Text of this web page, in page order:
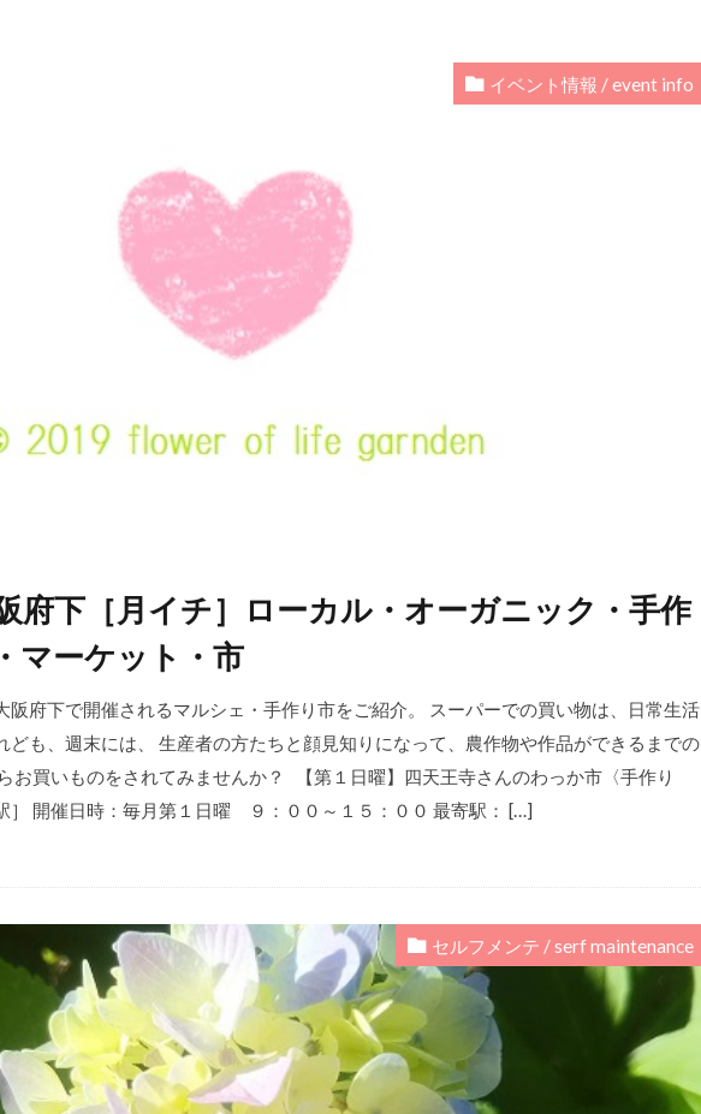
イベント情報 / event info
府下［月イチ］ローカル・オーガニック・手作
マーケット・市
府下で開催されるマルシェ・手作り市をご紹介。 スーパーでの買い物は、日常生活
ども、週末には、 生産者の方たちと顔見知りになって、農作物や作品ができるまでの
お買いものをされてみませんか？ 【第１日曜】四天王寺さんのわっか市〈手作り
］ 開催日時：毎月第１日曜 ９：００～１５：００ 最寄駅： […]
セルフメンテ / serf maintenance